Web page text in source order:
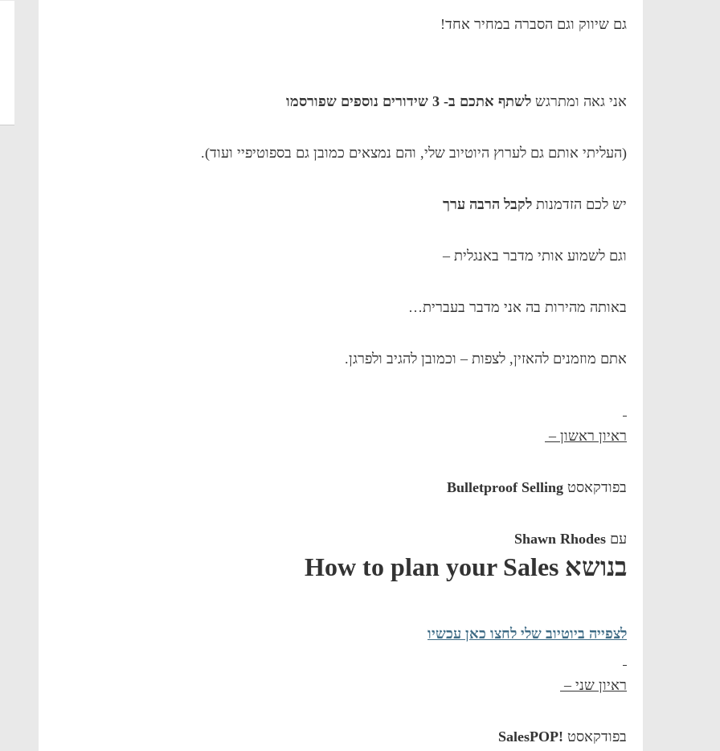
גם שיווק וגם הסברה במחיר אחד!
אני גאה ומתרגש לשתף אתכם ב- 3 שידורים נוספים שפורסמו
(העליתי אותם גם לערוץ היוטיוב שלי, והם נמצאים כמובן גם בספוטיפיי ועוד).
יש לכם הזדמנות לקבל הרבה ערך
וגם לשמוע אותי מדבר באנגלית –
באותה מהירות בה אני מדבר בעברית…
אתם מוזמנים להאזין, לצפות – וכמובן להגיב ולפרגן.
ראיון ראשון –
בפודקאסט
עם Shawn Rhodes
בנושא How to plan your Sales
לצפייה ביוטיוב שלי לחצו כאן עכשיו
ראיון שני –
בפודקאסט !SalesPOP